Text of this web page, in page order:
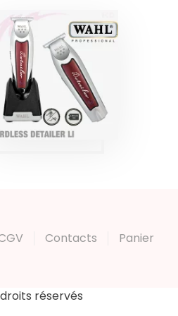
TONDEUSE DE
FINITION
CORDLESS
DETAILER LI
WAHL
Produits
Contacts Panier
réservés